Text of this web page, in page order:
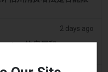
2 days ago
的房屋和